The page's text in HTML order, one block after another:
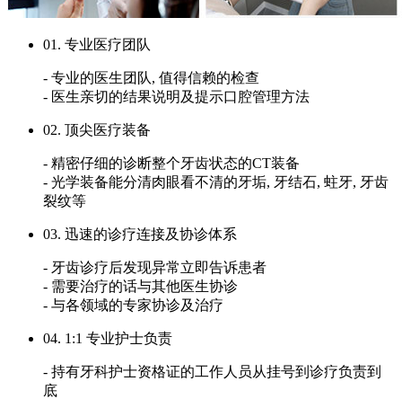
01. 专业医疗团队
- 专业的医生团队, 值得信赖的检查
- 医生亲切的结果说明及提示口腔管理方法
02. 顶尖医疗装备
- 精密仔细的诊断整个牙齿状态的CT装备
- 光学装备能分清肉眼看不清的牙垢, 牙结石, 蛀牙, 牙齿
裂纹等
03. 迅速的诊疗连接及协诊体系
- 牙齿诊疗后发现异常立即告诉患者
- 需要治疗的话与其他医生协诊
- 与各领域的专家协诊及治疗
04. 1:1 专业护士负责
- 持有牙科护士资格证的工作人员从挂号到诊疗负责到
底